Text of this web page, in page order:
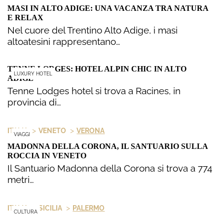
MASI IN ALTO ADIGE: UNA VACANZA TRA NATURA
E RELAX
Nel cuore del Trentino Alto Adige, i masi
altoatesini rappresentano…
LUXURY HOTEL
TENNE LODGES: HOTEL ALPIN CHIC IN ALTO
ADIGE
Tenne Lodges hotel si trova a Racines, in
provincia di…
VIAGGI
ITALIA > VENETO > VERONA
MADONNA DELLA CORONA, IL SANTUARIO SULLA
ROCCIA IN VENETO
Il Santuario Madonna della Corona si trova a 774
metri…
CULTURA
ITALIA > SICILIA > PALERMO